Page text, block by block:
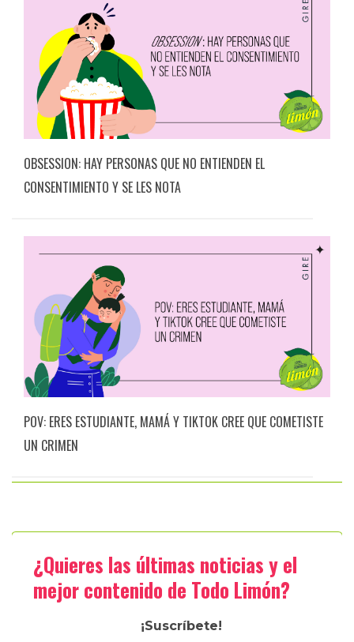
OBSESSION: HAY PERSONAS QUE NO ENTIENDEN EL
CONSENTIMIENTO Y SE LES NOTA
POV: ERES ESTUDIANTE, MAMÁ Y TIKTOK CREE QUE COMETISTE
UN CRIMEN
¿Quieres las últimas noticias y el
mejor contenido de Todo Limón?
¡Suscríbete!